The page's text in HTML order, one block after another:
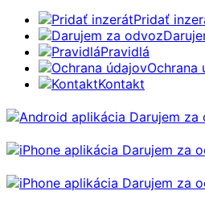
Pridať
Pravidlá
Ochrana
Kontakt